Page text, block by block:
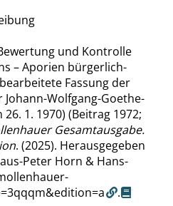
und Kontrolle
– Aporien bürgerlich-
Fassung der
Wolfgang-Goethe-
1. 1970) (Beitrag 1972;
Gesamtausgabe.
. (2025). Herausgegeben
Peter Horn & Hans-
.